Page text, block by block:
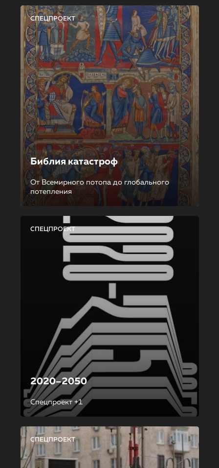
СПЕЦПРОЕКТ
Библия катастроф
От Всемирного потопа до глобального
потепления
СПЕЦПРОЕКТ
2020–2050
Спецпроект +1
СПЕЦПРОЕКТ